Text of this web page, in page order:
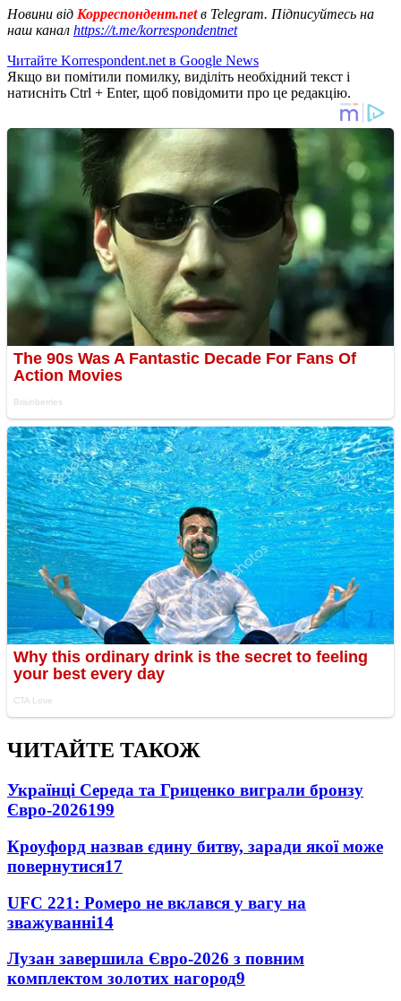
Новини від Корреспондент.netв Telegram. Підписуйтесь на
наш канал https://t.me/korrespondentnet
Читайте Korrespondent.net в Google News
Якщо ви помітили помилку, виділіть необхідний текст і
натисніть Ctrl + Enter, щоб повідомити про це редакцію.
ЧИТАЙТЕ ТАКОЖ
Українці Середа та Гриценко виграли бронзу
Євро-2026199
Кроуфорд назвав єдину битву, заради якої може
повернутися17
UFC 221: Ромеро не вклався у вагу на
зважуванні14
Лузан завершила Євро-2026 з повним
комплектом золотих нагород9